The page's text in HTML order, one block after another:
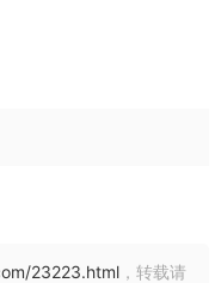
23223.html ，转载请